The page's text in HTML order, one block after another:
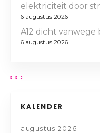
elektriciteit door
6 augustus 2026
A12 dicht vanwege
6 augustus 2026
KALENDER
augustus 2026